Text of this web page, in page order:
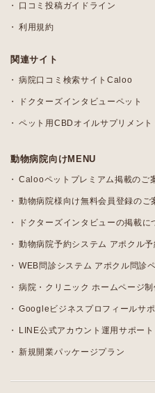
口コミ投稿ガイドライン
利用規約
関連サイト
病院口コミ検索サイトCaloo
ドクターズインタビューペット
ペット用CBDオイルサプリメント
動物病院向けMENU
Calooペットプレミアム掲載のご
動物病院様向け無料会員登録のご
ドクターズインタビューの掲載に
動物病院予約システム アポクル予
WEB問診システム アポクル問診
病院・クリニック ホームページ制
Googleビジネスプロフィールサポ
LINE公式アカウント運用サポート
新規開業パッケージプラン